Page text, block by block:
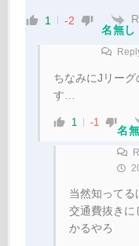
1 -2
名無し
ちなみにJリー
す…
1 -1
名
当然知ってる
交通費抜きに
かるやろ